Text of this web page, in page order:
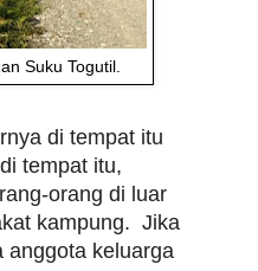
Suku Togutil.
di tempat itu
tempat itu,
orang di luar
kampung. Jika
anggota keluarga